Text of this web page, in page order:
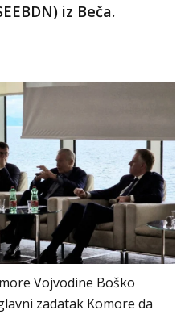
iz Beča.
Vojvodine Boško
zadatak Komore da